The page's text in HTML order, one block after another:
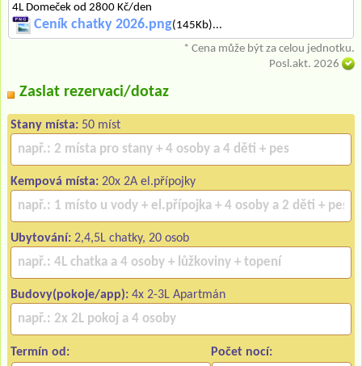
4L Domeček od 2800 Kč/den
Ceník chatky 2026.png(145Kb)...
* Cena může být za celou jednotku.
Posl.akt. 2026
Zaslat rezervaci/dotaz
Stany místa: 50 míst
Kempová místa: 20x 2A el.přípojky
Ubytování: 2,4,5L chatky, 20 osob
Budovy(pokoje/app): 4x 2-3L Apartmán
Termín od: Počet nocí: